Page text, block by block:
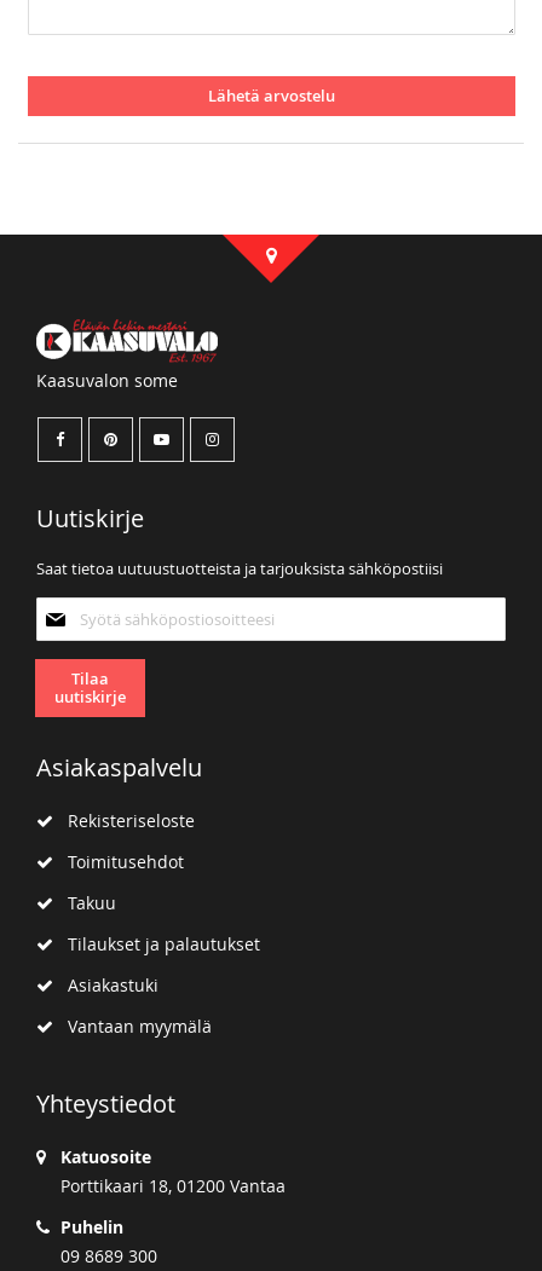
Lähetä arvostelu
Kaasuvalon some
Uutiskirje
Saat tietoa uutuustuotteista ja tarjouksista sähköpostiisi
uutiskirjeemme:
Tilaa
uutiskirje
Asiakaspalvelu
Rekisteriseloste
Toimitusehdot
Takuu
Tilaukset ja palautukset
Asiakastuki
Vantaan myymälä
Yhteystiedot
Katuosoite
Porttikaari 18, 01200 Vantaa
Puhelin
09 8689 300